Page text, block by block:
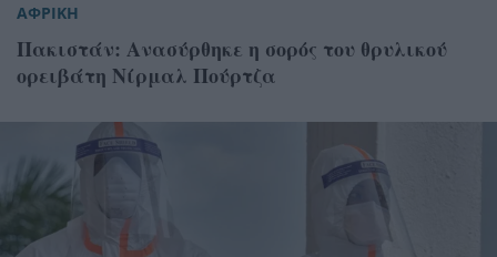
ΑΦΡΙΚΗ
Πακιστάν: Ανασύρθηκε η σορός του θρυλικού
ορειβάτη Νίρμαλ Πούρτζα